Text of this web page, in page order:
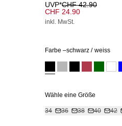
UVP*CHF 42.90
CHF 24.90
inkl. MwSt.
Farbe –schwarz / weiss
Wähle eine Größe
34 36 38 40 42